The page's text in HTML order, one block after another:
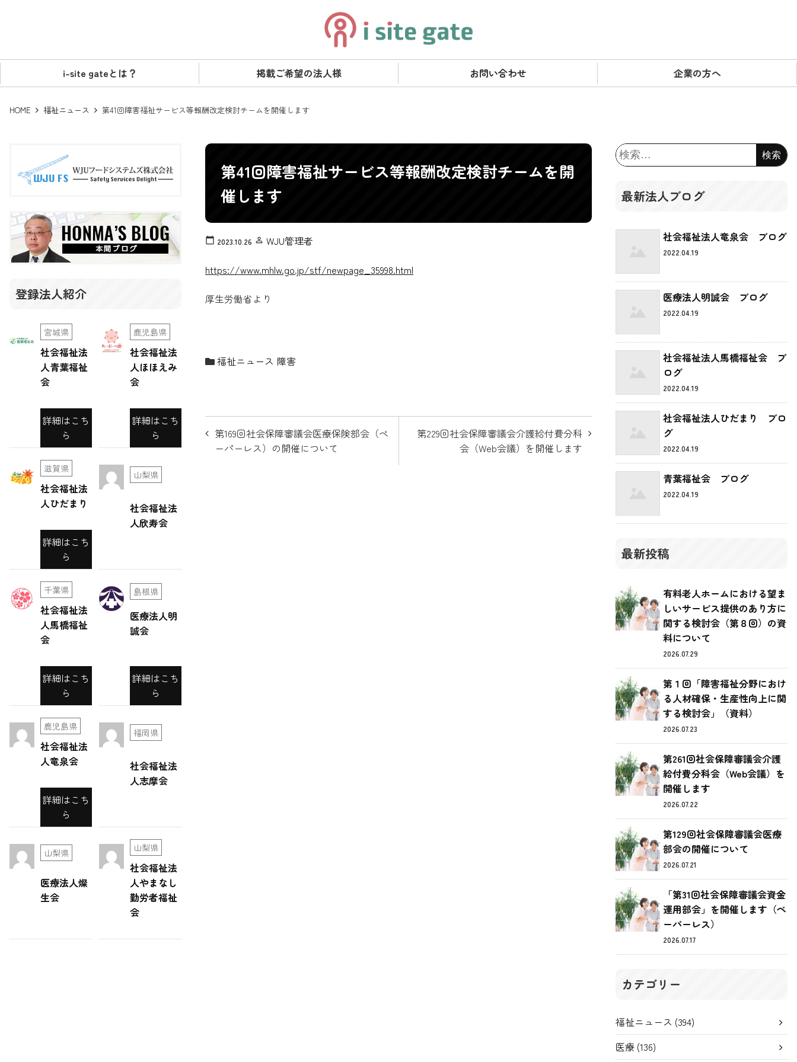
i-site gateとは？ 掲載ご希望の法人様 お問い合わせ 企業の方へ
HOME 福祉ニュース 第41回障害福祉サービス等報酬改定検討チームを開催します
第41回障害福祉サービス等報酬改定検討チームを開
催します
calendar_today 2023.10.26 person_outline WJU管理者
https://www.mhlw.go.jp/stf/newpage_35998.html
厚生労働省より
福祉ニュース 障害
投
稿
第229回社会保障審議会介護給付費分科
会（Web会議）を開催します
第169回社会保障審議会医療保険部会（ペ
ーパーレス）の開催について
登録法人紹介
宮城県
社会福祉法
人青葉福祉
会
詳細はこち
ら
鹿児島県
社会福祉法
人ほほえみ
会
詳細はこち
ら
滋賀県
社会福祉法
人ひだまり
詳細はこち
ら
山梨県
社会福祉法
人欣寿会
千葉県
社会福祉法
人馬橋福祉
会
詳細はこち
ら
島根県
医療法人明
誠会
詳細はこち
ら
鹿児島県
社会福祉法
人竜泉会
詳細はこち
ら
福岡県
社会福祉法
人志摩会
山梨県
医療法人燦
生会
山梨県
社会福祉法
人やまなし
勤労者福祉
会
検
索:
最新法人ブログ
社会福祉法人竜泉会 ブログ
2022.04.19
医療法人明誠会 ブログ
2022.04.19
社会福祉法人馬橋福祉会 ブ
ログ
2022.04.19
社会福祉法人ひだまり ブロ
グ
2022.04.19
青葉福祉会 ブログ
2022.04.19
最新投稿
有料老人ホームにおける望ま
しいサービス提供のあり方に
関する検討会（第８回）の資
料について
2026.07.29
第１回「障害福祉分野におけ
る人材確保・生産性向上に関
する検討会」（資料）
2026.07.23
第261回社会保障審議会介護
給付費分科会（Web会議）を
開催します
2026.07.22
第129回社会保障審議会医療
部会の開催について
2026.07.21
「第31回社会保障審議会資金
運用部会」を開催します（ペ
ーパーレス）
2026.07.17
カテゴリー
福祉ニュース (394)
医療 (136)